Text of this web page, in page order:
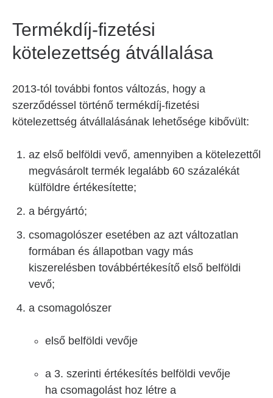
Termékdíj-fizetési
kötelezettség átvállalása
2013-tól további fontos változás, hogy a
szerződéssel történő termékdíj-fizetési
kötelezettség átvállalásának lehetősége kibővült:
az első belföldi vevő, amennyiben a kötelezettől
megvásárolt termék legalább 60 százalékát
külföldre értékesítette;
a bérgyártó;
csomagolószer esetében az azt változatlan
formában és állapotban vagy más
kiszerelésben továbbértékesítő első belföldi
vevő;
a csomagolószer
első belföldi vevője
a 3. szerinti értékesítés belföldi vevője
ha csomagolást hoz létre a